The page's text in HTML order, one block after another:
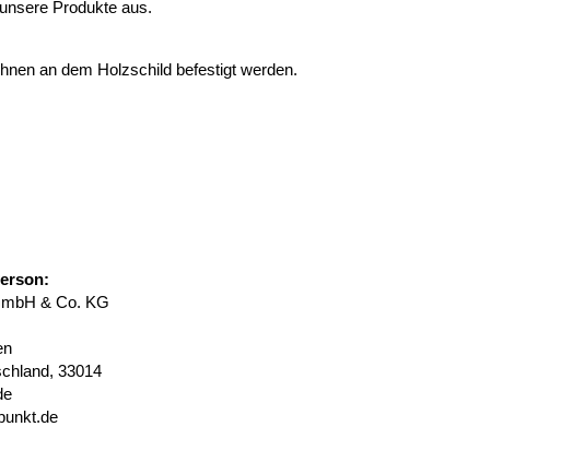
Produkte aus.
an dem Holzschild befestigt werden.
& Co. KG
33014